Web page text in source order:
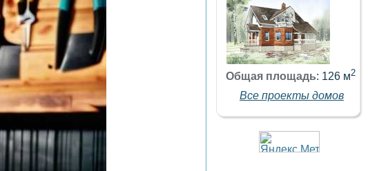
Общая площадь: 126 м2
Все проекты домов